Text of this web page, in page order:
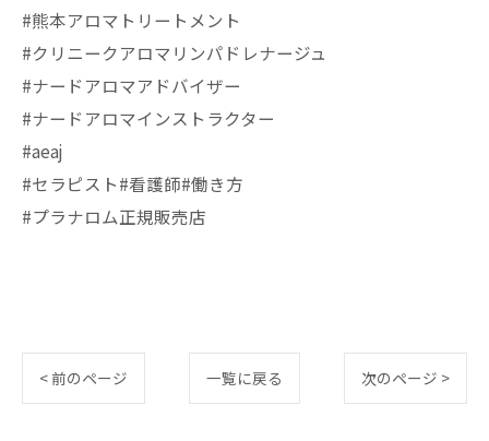
#熊本アロマトリートメント
#クリニークアロマリンパドレナージュ
#ナードアロマアドバイザー
#ナードアロマインストラクター
#aeaj
#セラピスト#看護師#働き方
#プラナロム正規販売店
< 前のページ 一覧に戻る 次のページ >